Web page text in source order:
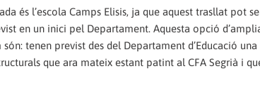
és l’escola Camps Elisis, ja que aquest trasllat pot
en un inici pel Departament. Aquesta opció
tenen previst des del Departament d’Educació
que ara mateix estant patint al CFA Segrià i